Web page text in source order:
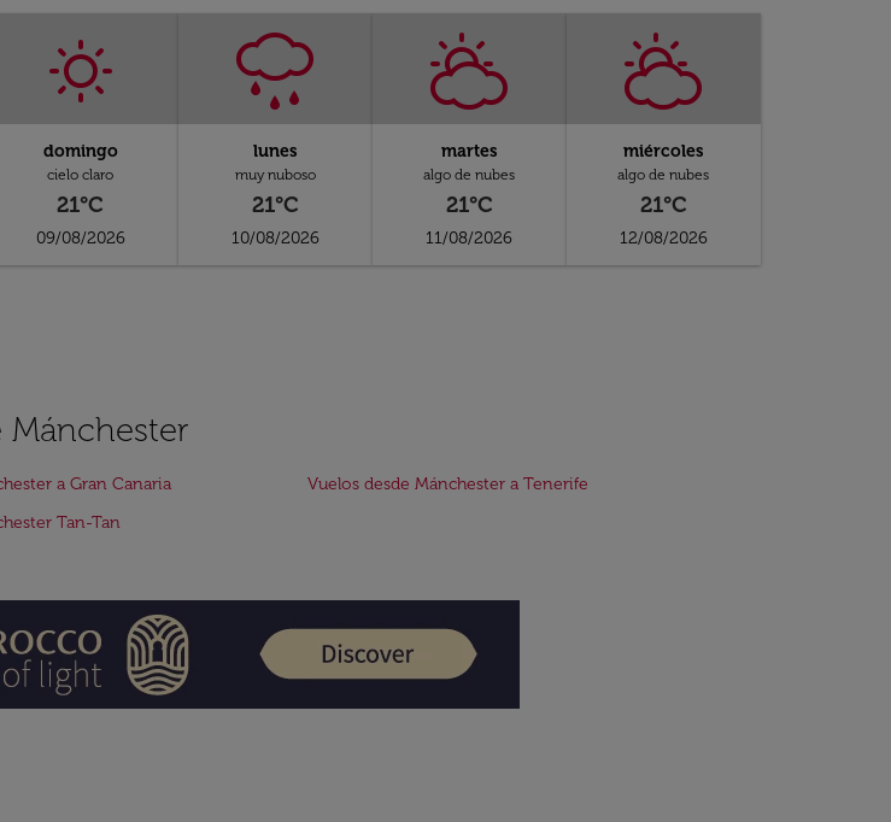
domingo
cielo claro
21°C
09/08/2026
lunes
muy nuboso
21°C
10/08/2026
martes
algo de nubes
21°C
11/08/2026
miércoles
algo de nubes
21°C
12/08/2026
Mánchester
a Gran Canaria
Vuelos desde Mánchester a Tenerife
Tan-Tan